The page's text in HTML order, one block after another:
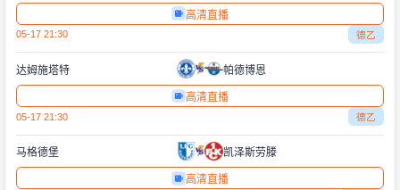
高清直播
05-17 21:30 德乙
达姆施塔特 帕德博恩
高清直播
05-17 21:30 德乙
马格德堡 凯泽斯劳滕
高清直播